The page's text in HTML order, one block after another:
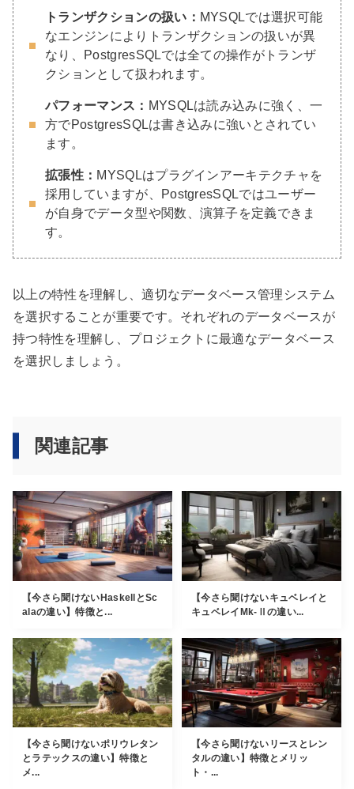
トランザクションの扱い： MYSQLでは選択可能
なエンジンによりトランザクションの扱いが異
なり、PostgresSQLでは全ての操作がトランザ
クションとして扱われます。
パフォーマンス： MYSQLは読み込みに強く、一
方でPostgresSQLは書き込みに強いとされてい
ます。
拡張性： MYSQLはプラグインアーキテクチャを
採用していますが、PostgresSQLではユーザー
が自身でデータ型や関数、演算子を定義できま
す。
以上の特性を理解し、適切なデータベース管理システム
を選択することが重要です。それぞれのデータベースが
持つ特性を理解し、プロジェクトに最適なデータベース
を選択しましょう。
関連記事
【今さら聞けないHaskellとSc
alaの違い】特徴と...
【今さら聞けないキュベレイと
キュベレイMk-Ⅱの違い...
【今さら聞けないポリウレタン
とラテックスの違い】特徴と
メ...
【今さら聞けないリースとレン
タルの違い】特徴とメリッ
ト・...